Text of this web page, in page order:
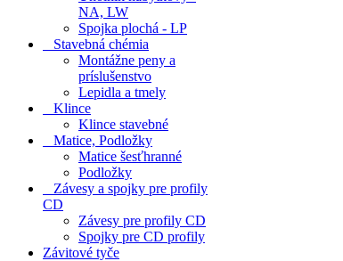
NA, LW
Spojka plochá - LP
Stavebná chémia
Montážne peny a
príslušenstvo
Lepidla a tmely
Klince
Klince stavebné
Matice, Podložky
Matice šesťhranné
Podložky
Závesy a spojky pre profily
CD
Závesy pre profily CD
Spojky pre CD profily
Závitové tyče